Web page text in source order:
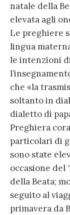
natale della
elevata agli
Le preghiere
lingua
le intenzioni
che «la
soltanto in
dialetto di
Preghiera
particolari di
sono state
occasione del
della Beata;
seguito al
primavera da